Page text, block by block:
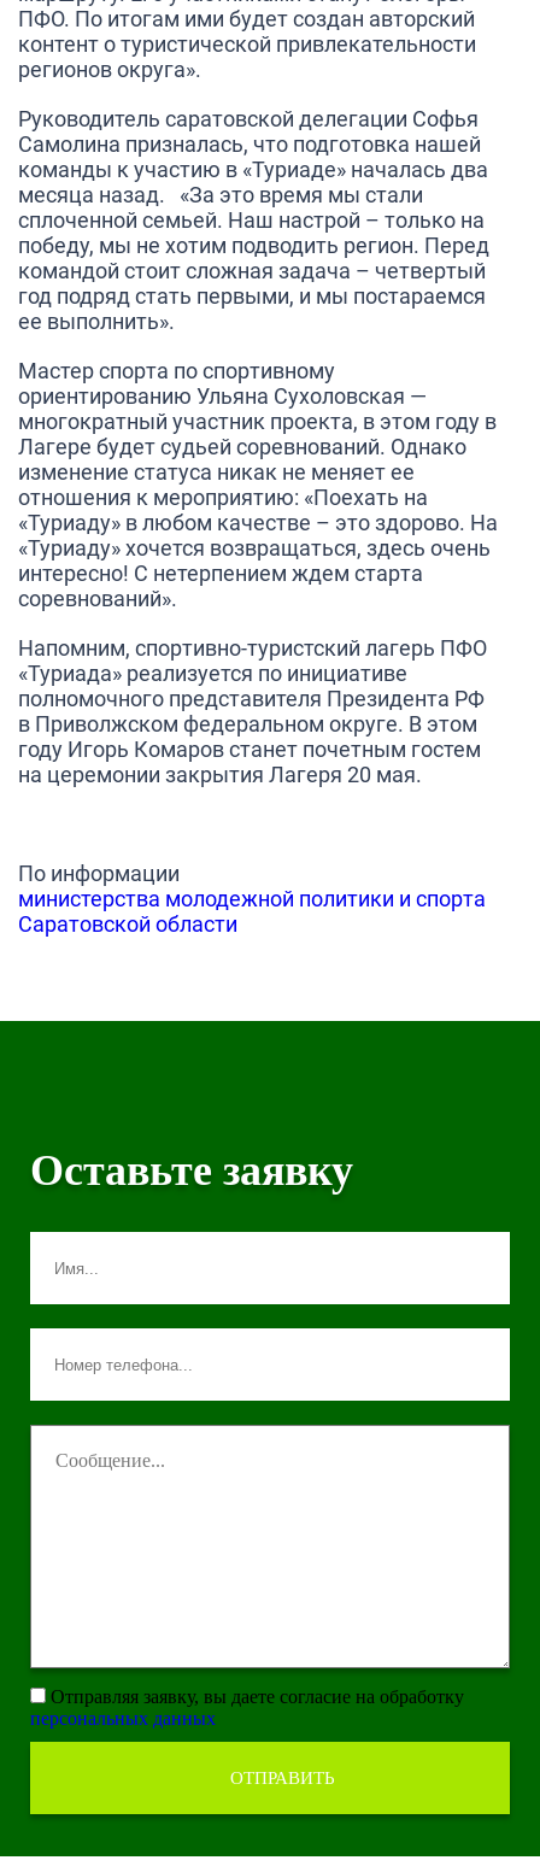
ПФО. По итогам ими будет создан авторский
контент о туристической привлекательности
регионов округа».
Руководитель саратовской делегации Софья
Самолина призналась, что подготовка нашей
команды к участию в «Туриаде» началась два
месяца назад.
«За это время мы стали
сплоченной семьей. Наш настрой – только на
победу, мы не хотим подводить регион. Перед
командой стоит сложная задача – четвертый
год подряд стать первыми, и мы постараемся
ее выполнить».
Мастер спорта по спортивному
ориентированию Ульяна Сухоловская —
многократный участник проекта, в этом году в
Лагере будет судьей соревнований. Однако
изменение статуса никак не меняет ее
отношения к мероприятию: «Поехать на
«Туриаду» в любом качестве – это здорово. На
«Туриаду» хочется возвращаться, здесь очень
интересно! С нетерпением ждем старта
соревнований».
Напомним, спортивно-туристский лагерь ПФО
«Туриада» реализуется по инициативе
полномочного представителя Президента РФ
в Приволжском федеральном округе. В этом
году Игорь Комаров станет почетным гостем
на церемонии закрытия Лагеря 20 мая.
По информации
министерства молодежной политики и спорта
Саратовской области
Оставьте заявку
Отправляя заявку, вы даете согласие на обработку
персональных данных